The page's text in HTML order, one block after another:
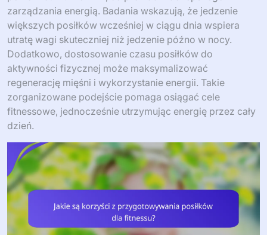
zarządzania energią. Badania wskazują, że jedzenie
większych posiłków wcześniej w ciągu dnia wspiera
utratę wagi skuteczniej niż jedzenie późno w nocy.
Dodatkowo, dostosowanie czasu posiłków do
aktywności fizycznej może maksymalizować
regenerację mięśni i wykorzystanie energii. Takie
zorganizowane podejście pomaga osiągać cele
fitnessowe, jednocześnie utrzymując energię przez cały
dzień.